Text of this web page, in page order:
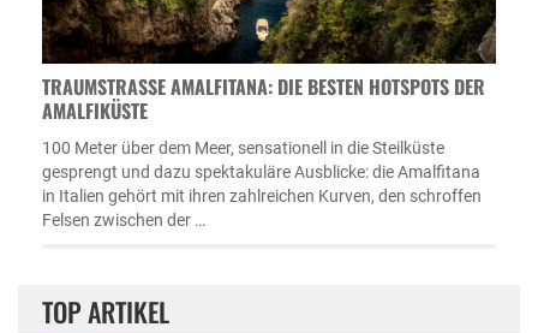
TRAUMSTRASSE AMALFITANA: DIE BESTEN HOTSPOTS DER A
MALFIKÜSTE
100 Meter über dem Meer, sensationell in die Steilküste
gesprengt und dazu spektakuläre Ausblicke: die Amalfitana
in Italien gehört mit ihren zahlreichen Kurven, den schroffen
Felsen zwischen der …
TOP ARTIKEL